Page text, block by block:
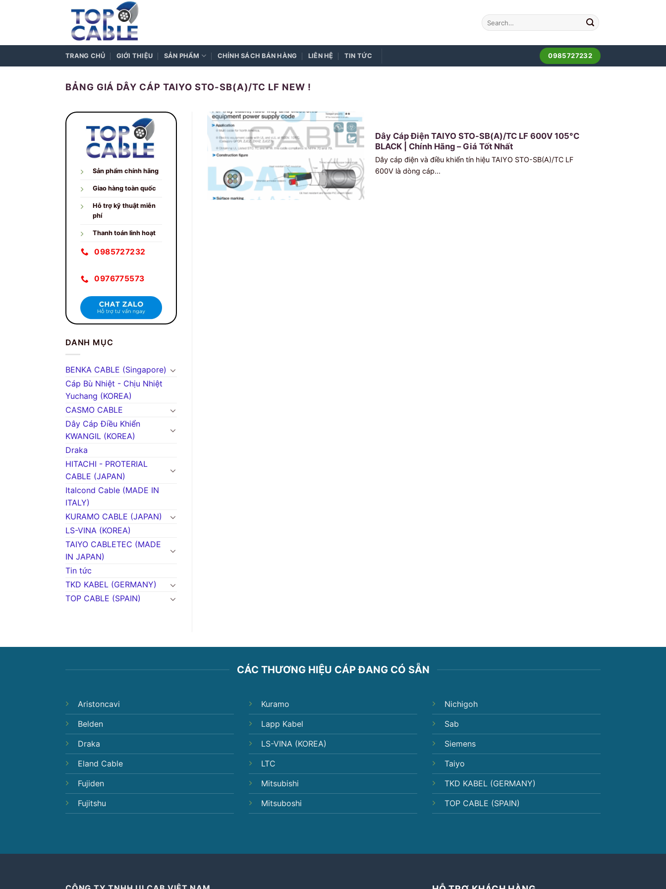
TRANG CHỦ GIỚI THIỆU SẢN PHẨM CHÍNH SÁCH BÁN HÀNG LIÊN HỆ TIN TỨC 0985727232
BẢNG GIÁ DÂY CÁP TAIYO STO-SB(A)/TC LF NEW !
Sản phẩm chính hãng
Giao hàng toàn quốc
Hỗ trợ kỹ thuật miễn
phí
Thanh toán linh hoạt
0985727232
0976775573
DANH MỤC
BENKA CABLE (Singapore)
Cáp Bù Nhiệt - Chịu Nhiệt
Yuchang (KOREA)
CASMO CABLE
Dây Cáp Điều Khiển
KWANGIL (KOREA)
Draka
HITACHI - PROTERIAL
CABLE (JAPAN)
Italcond Cable (MADE IN
ITALY)
KURAMO CABLE (JAPAN)
LS-VINA (KOREA)
TAIYO CABLETEC (MADE
IN JAPAN)
Tin tức
TKD KABEL (GERMANY)
TOP CABLE (SPAIN)
Dây Cáp Điện TAIYO STO-SB(A)/TC LF 600V 105°C
BLACK | Chính Hãng – Giá Tốt Nhất
Dây cáp điện và điều khiển tín hiệu TAIYO STO-SB(A)/TC LF
600V là dòng cáp...
CÁC THƯƠNG HIỆU CÁP ĐANG CÓ SẴN
Aristoncavi
Belden
Draka
Eland Cable
Fujiden
Fujitshu
Kuramo
Lapp Kabel
LS-VINA (KOREA)
LTC
Mitsubishi
Mitsuboshi
Nichigoh
Sab
Siemens
Taiyo
TKD KABEL (GERMANY)
TOP CABLE (SPAIN)